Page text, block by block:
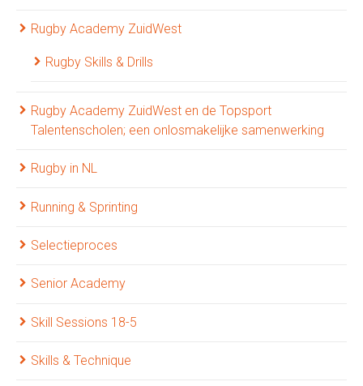
Rugby Academy ZuidWest
Rugby Skills & Drills
Rugby Academy ZuidWest en de Topsport
Talentenscholen; een onlosmakelijke samenwerking
Rugby in NL
Running & Sprinting
Selectieproces
Senior Academy
Skill Sessions 18-5
Skills & Technique